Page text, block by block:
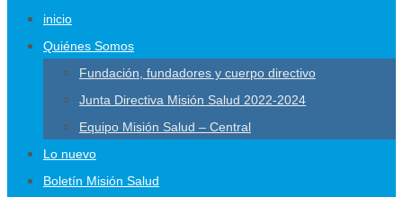
inicio
Quiénes Somos
Fundación, fundadores y cuerpo directivo
Junta Directiva Misión Salud 2022-2024
Equipo Misión Salud – Central
Lo nuevo
Boletín Misión Salud